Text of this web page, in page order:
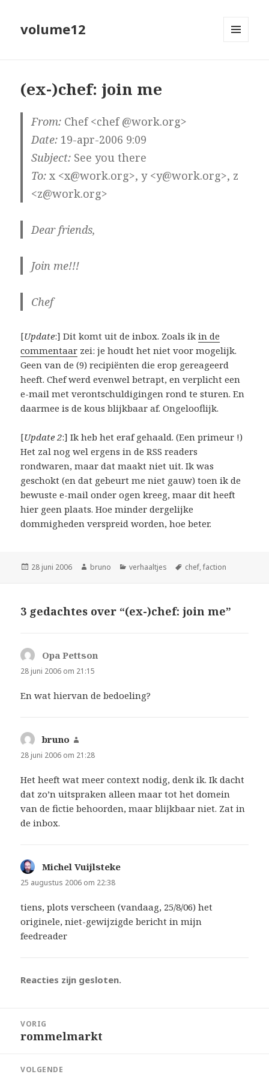
volume12
(ex-)chef: join me
From: Chef <chef @work.org>
Date: 19-apr-2006 9:09
Subject: See you there
To: x <x@work.org>, y <y@work.org>, z
<z@work.org>
Dear friends,
Join me!!!
Chef
[Update:] Dit komt uit de inbox. Zoals ikin de
commentaar zei: je houdt het niet voor mogelijk.
Geen van de (9) recipiënten die erop gereageerd
heeft. Chef werd evenwel betrapt, en verplicht een
e-mail met verontschuldigingen rond te sturen. En
daarmee is de kous blijkbaar af. Ongelooflijk.
[Update 2:] Ik heb het eraf gehaald. (Een primeur !)
Het zal nog wel ergens in de RSS readers
rondwaren, maar dat maakt niet uit. Ik was
geschokt (en dat gebeurt me niet gauw) toen ik de
bewuste e-mail onder ogen kreeg, maar dit heeft
hier geen plaats. Hoe minder dergelijke
dommigheden verspreid worden, hoe beter.
Geplaatst
28 juni 2006 Auteur
bruno Categorieën
verhaaltjes Tags
chef,faction
3 gedachtes over “(ex-)chef: join me”
Opa Pettson
28 juni 2006 om 21:15
En wat hiervan de bedoeling?
bruno
28 juni 2006 om 21:28
Het heeft wat meer context nodig, denk ik. Ik dacht
dat zo’n uitspraken alleen maar tot het domein
van de fictie behoorden, maar blijkbaar niet. Zat in
de inbox.
Michel Vuijlsteke
25 augustus 2006 om 22:38
tiens, plots verscheen (vandaag, 25/8/06) het
originele, niet-gewijzigde bericht in mijn
feedreader
Reacties zijn gesloten.
navigatie
VORIG
Vorig
rommelmarkt
VOLGENDE